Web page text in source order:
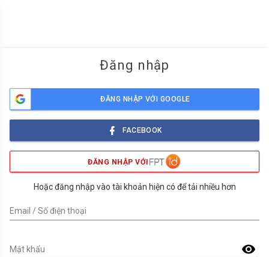
Đăng nhập
ĐĂNG NHẬP VỚI GOOGLE
FACEBOOK
ĐĂNG NHẬP VỚI
Hoặc đăng nhập vào tài khoản hiện có để tải nhiều hơn
Email / Số điện thoại
visibility
Mật khẩu